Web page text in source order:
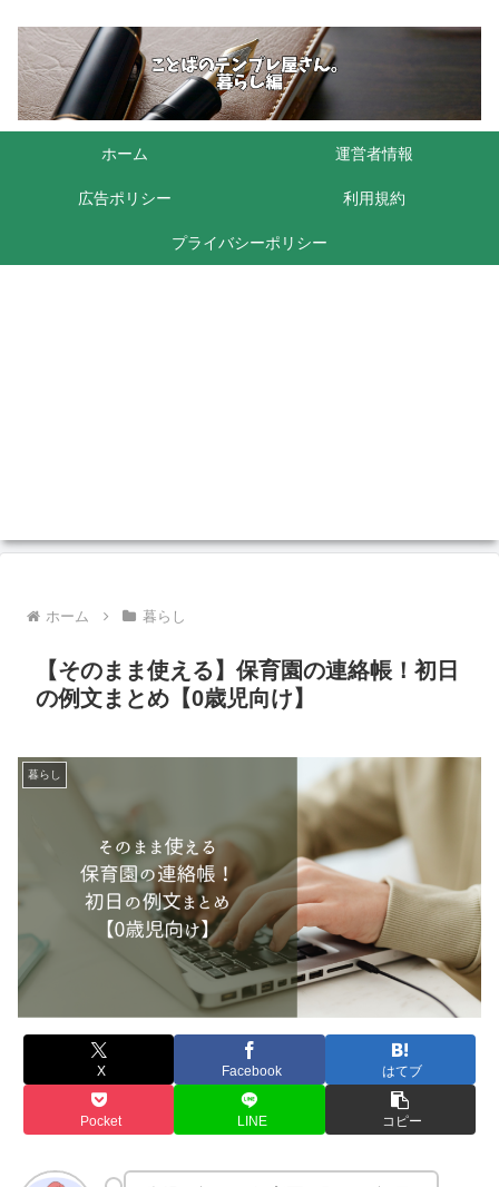
ホーム 運営者情報
広告ポリシー 利用規約
プライバシーポリシー
ホーム 暮らし
【そのまま使える】保育園の連絡帳！初日
の例文まとめ【0歳児向け】
暮らし
X Facebook はてブ
Pocket LINE コピー